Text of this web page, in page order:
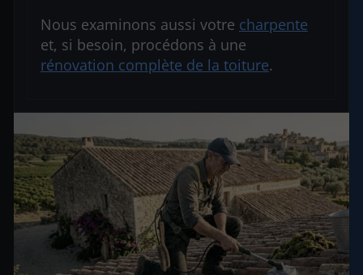
Nous examinons aussi votre charpente
et, si besoin, procédons à une
rénovation complète de la toiture.